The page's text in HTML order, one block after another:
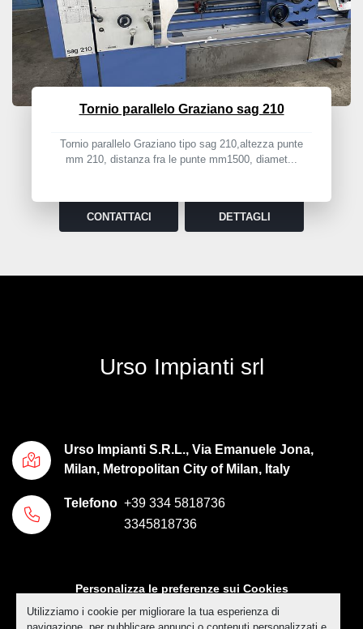
Utilizziamo i cookie per migliorare la tua esperienza di
Tornio parallelo Graziano sag 210
Tornio parallelo Graziano tipo sag 210,altezza punte
mm 210, distanza fra le punte mm1500, diamet...
CONTATTACI DETTAGLI
Urso Impianti srl
Urso Impianti S.R.L., Via Emanuele Jona,
Milan, Metropolitan City of Milan, Italy
Telefono +39 334 5818736
3345818736
Personalizza le preferenze sui Cookies
Machinio Systemsito web diMachinio